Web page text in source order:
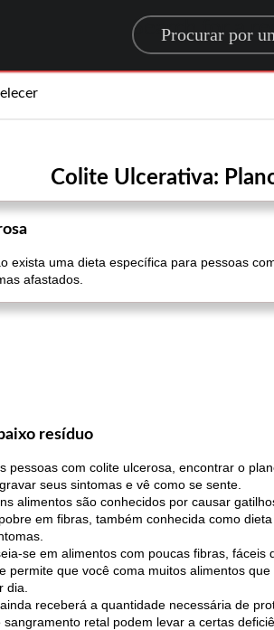
Search for a
Colite Ulcerativa:
exista uma dieta específica para pessoas
afastados.
resíduo
pessoas com colite ulcerosa, encontrar o
seus sintomas e vê como se sente.
alimentos são conhecidos por causar
em fibras, também conhecida como
se em alimentos com poucas fibras,
permite que você coma muitos alimentos
dia.
receberá a quantidade necessária de
sangramento retal podem levar a certas